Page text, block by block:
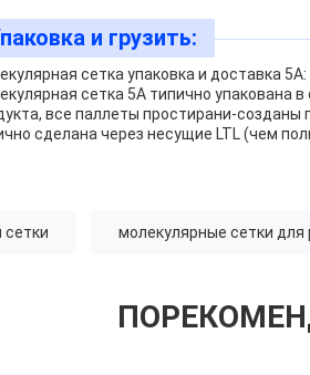
и грузить:
сетка упаковка и доставка 5A:
сетка 5A типично упакована
все паллеты простирани-
сделана через несущие LTL (чем
сетки молекулярные сетки для